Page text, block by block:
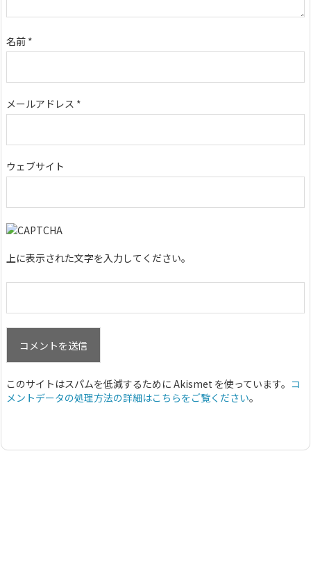
名前 *
メールアドレス *
ウェブサイト
上に表示された文字を入力してください。
このサイトはスパムを低減するために Akismet を使っています。 コ
メントデータの処理方法の詳細はこちらをご覧ください。